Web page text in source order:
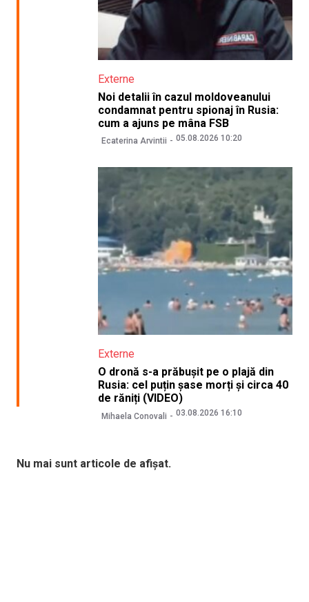
Externe
Noi detalii în cazul moldoveanului
condamnat pentru spionaj în Rusia:
cum a ajuns pe mâna FSB
Ecaterina Arvintii 05.08.2026 10:20
Externe
O dronă s-a prăbușit pe o plajă din
Rusia: cel puțin șase morți și circa 40
de răniți (VIDEO)
Mihaela Conovali 03.08.2026 16:10
Nu mai sunt articole de afișat.